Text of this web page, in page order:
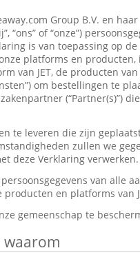
Group B.V. en haar
“ons” of “onze”)
is van toepassing op
platforms en producten,
van JET, de producten van
om bestellingen te
(“Partner(s)”)
te leveren die zijn
zullen we
deze Verklaring verwerken.
van alle
en platforms van
gemeenschap te
waarom